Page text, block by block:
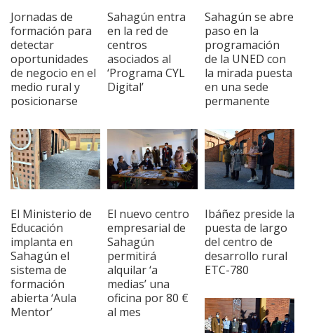
Jornadas de
formación para
detectar
oportunidades
de negocio en el
medio rural y
posicionarse
Sahagún entra
en la red de
centros
asociados al
‘Programa CYL
Digital’
Sahagún se abre
paso en la
programación
de la UNED con
la mirada puesta
en una sede
permanente
El Ministerio de
Educación
implanta en
Sahagún el
sistema de
formación
abierta ‘Aula
Mentor’
El nuevo centro
empresarial de
Sahagún
permitirá
alquilar ‘a
medias’ una
oficina por 80 €
al mes
Ibáñez preside la
puesta de largo
del centro de
desarrollo rural
ETC-780